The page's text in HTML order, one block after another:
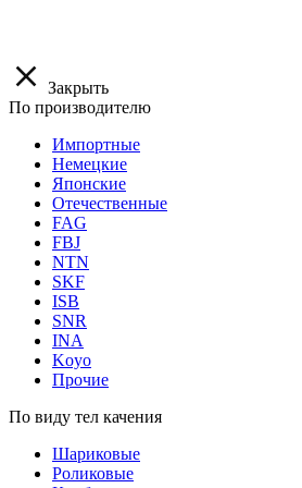
Закрыть
По производителю
Импортные
Немецкие
Японские
Отечественные
FAG
FBJ
NTN
SKF
ISB
SNR
INA
Koyo
Прочие
По виду тел качения
Шариковые
Роликовые